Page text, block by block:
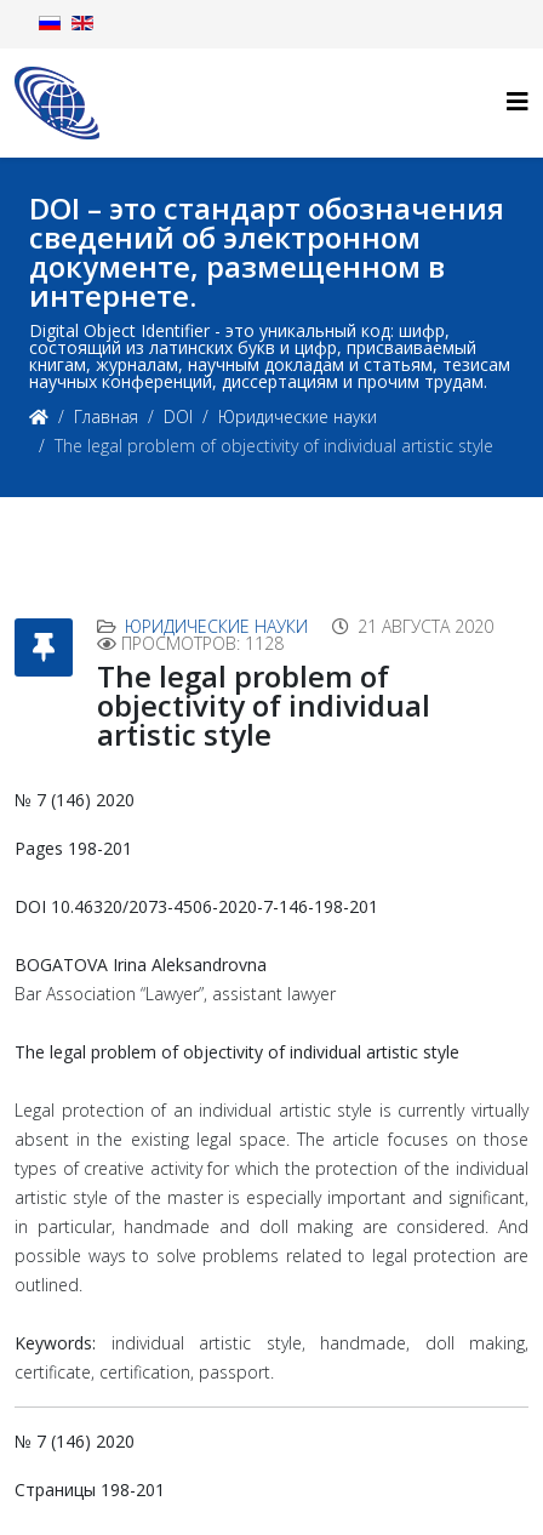
DOI – это стандарт обозначения
сведений об электронном
документе, размещенном в
интернете.
Digital Object Identifier - это уникальный код: шифр,
состоящий из латинских букв и цифр, присваиваемый
книгам, журналам, научным докладам и статьям, тезисам
научных конференций, диссертациям и прочим трудам.
Главная
DOI
Юридические науки
The legal problem of objectivity of individual artistic style
ЮРИДИЧЕСКИЕ НАУКИ 21 АВГУСТА 2020
ПРОСМОТРОВ: 1128
The legal problem of
objectivity of individual
artistic style
№ 7 (146) 2020
Pages 198-201
DOI 10.46320/2073-4506-2020-7-146-198-201
BOGATOVA Irina Aleksandrovna
Bar Association “Lawyer”, assistant lawyer
The legal problem of objectivity of individual artistic style
Legal protection of an individual artistic style is currently virtually
absent in the existing legal space. The article focuses on those
types of creative activity for which the protection of the individual
artistic style of the master is especially important and significant,
in particular, handmade and doll making are considered. And
possible ways to solve problems related to legal protection are
outlined.
Keywords: individual artistic style, handmade, doll making,
certificate, certification, passport.
№ 7 (146) 2020
Страницы 198-201